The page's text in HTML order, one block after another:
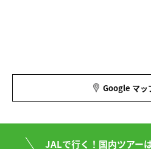
Google マッ
JALで行く！国内ツアー